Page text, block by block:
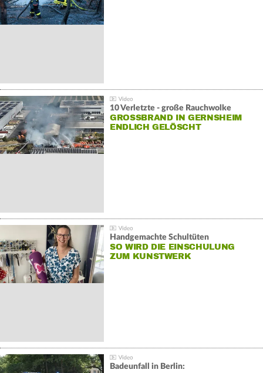
10 Verletzte - große Rauchwolke
GROSSBRAND IN GERNSHEIM E
NDLICH GELÖSCHT
Handgemachte Schultüten
SO WIRD DIE EINSCHULUNG
ZUM KUNSTWERK
Badeunfall in Berlin: